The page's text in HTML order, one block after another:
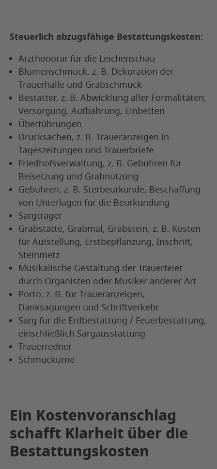
Steuerlich abzugsfähige Bestattungskosten:
Arzthonorar für die Leichenschau
Blumenschmuck, z. B. Dekoration der
Trauerhalle und Grabschmuck
Bestatter, z. B. Abwicklung aller Formalitäten,
Versorgung, Aufbahrung, Einbetten
Überführungen
Drucksachen, z. B. Traueranzeigen in
Tageszeitungen und Trauerbriefe
Friedhofsverwaltung, z. B. Gebühren für
Beisetzung und Grabnutzung
Gebühren, z. B. Sterbeurkunde, Beschaffung
von Unterlagen für die Beurkundung
Sargträger
Grabstätte, Grabmal, Grabstein, z. B. Kosten
für Aufstellung, Erstbepflanzung, Inschrift,
Steinmetz
Musikalische Gestaltung der Trauerfeier
durch Organisten oder Musiker anderer Art
Porto, z. B. für Traueranzeigen,
Danksagungen und Schriftverkehr
Sarg für die Erdbestattung / Feuerbestattung,
einschließlich Sargausstattung
Trauerredner
Schmuckurne
Ein Kostenvoranschlag
schafft Klarheit über die
Bestattungskosten